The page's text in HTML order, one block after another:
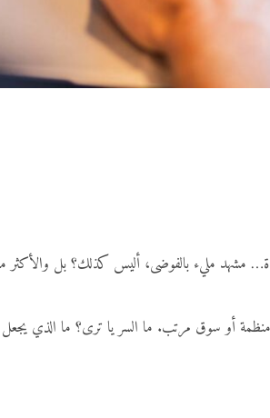
مشهد مليء بالفوضى، أليس كذلك؟ بل
أو سوق مرتب. ما السر يا ترى؟ ما الذي يجعل